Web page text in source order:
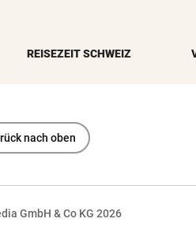
REISEZEIT SCHWEIZ
nach oben
GmbH & Co KG 2026